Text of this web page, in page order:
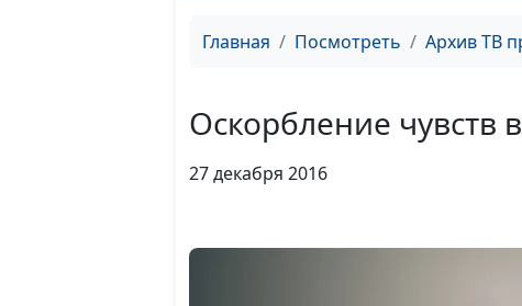
Главная Посмотреть Архив ТВ
Оскорбление чувств
27 декабря 2016